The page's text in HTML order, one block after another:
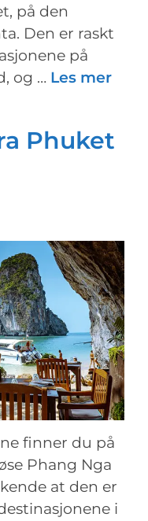
på den
Den er raskt
på
og … Les mer
Phuket
finner du på
Phang Nga
at den er
i